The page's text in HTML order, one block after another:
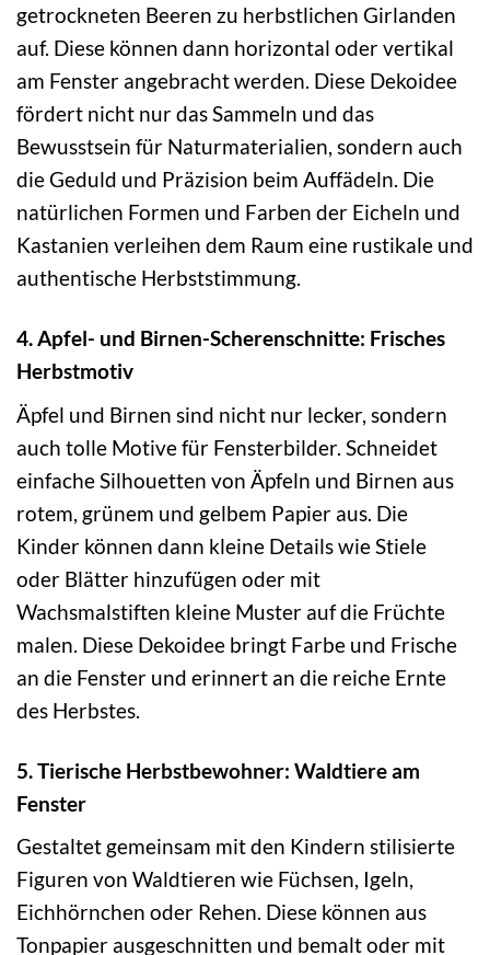
getrockneten Beeren zu herbstlichen Girlanden
auf. Diese können dann horizontal oder vertikal
am Fenster angebracht werden. Diese Dekoidee
fördert nicht nur das Sammeln und das
Bewusstsein für Naturmaterialien, sondern auch
die Geduld und Präzision beim Auffädeln. Die
natürlichen Formen und Farben der Eicheln und
Kastanien verleihen dem Raum eine rustikale und
authentische Herbststimmung.
4. Apfel- und Birnen-Scherenschnitte: Frisches
Herbstmotiv
Äpfel und Birnen sind nicht nur lecker, sondern
auch tolle Motive für Fensterbilder. Schneidet
einfache Silhouetten von Äpfeln und Birnen aus
rotem, grünem und gelbem Papier aus. Die
Kinder können dann kleine Details wie Stiele
oder Blätter hinzufügen oder mit
Wachsmalstiften kleine Muster auf die Früchte
malen. Diese Dekoidee bringt Farbe und Frische
an die Fenster und erinnert an die reiche Ernte
des Herbstes.
5. Tierische Herbstbewohner: Waldtiere am
Fenster
Gestaltet gemeinsam mit den Kindern stilisierte
Figuren von Waldtieren wie Füchsen, Igeln,
Eichhörnchen oder Rehen. Diese können aus
Tonpapier ausgeschnitten und bemalt oder mit